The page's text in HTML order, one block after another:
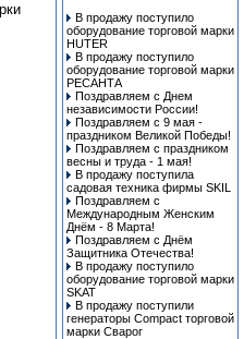
В продажу поступило
оборудование торговой марки
HUTER
В продажу поступило
оборудование торговой марки
РЕСАНТА
Поздравляем с Днем
независимости России!
Поздравляем с 9 мая -
праздником Великой Победы!
Поздравляем с праздником
весны и труда - 1 мая!
В продажу поступила
cадовая техника фирмы SKIL
Поздравляем с
Международным Женским
Днём - 8 Марта!
Поздравляем с Днём
Защитника Отечества!
В продажу поступило
оборудование торговой марки
SKAT
В продажу поступили
генераторы Compact торговой
марки Сварог